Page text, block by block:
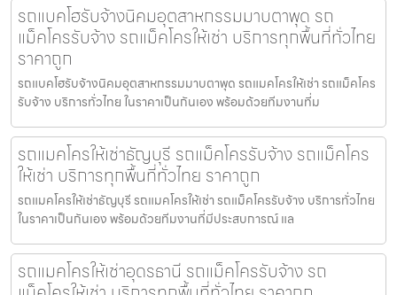
รถแบคโฮรับจ้างนิคมอุตสาหกรรมมาบตาพุด รถ
แม็คโครรับจ้าง รถแม็คโครให้เช่า บริการทุกพื้นที่ทั่วไทย
ราคาถูก
รถแบคโฮรับจ้างนิคมอุตสาหกรรมมาบตาพุด รถแมคโครให้เช่า รถแม็คโคร
รับจ้าง บริการทั่วไทย ในราคาเป็นกันเอง พร้อมด้วยทีมงานที่ม
รถแมคโครให้เช่าธัญบุรี รถแม็คโครรับจ้าง รถแม็คโคร
ให้เช่า บริการทุกพื้นที่ทั่วไทย ราคาถูก
รถแมคโครให้เช่าธัญบุรี รถแมคโครให้เช่า รถแม็คโครรับจ้าง บริการทั่วไทย
ในราคาเป็นกันเอง พร้อมด้วยทีมงานที่มีประสบการณ์ แล
รถแมคโครให้เช่าอุดรธานี รถแม็คโครรับจ้าง รถ